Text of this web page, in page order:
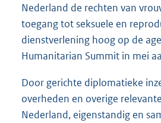
Nederland de rechten van
toegang tot seksuele en
dienstverlening hoog op de
Humanitarian Summit in mei
Door gerichte diplomatieke
overheden en overige
Nederland, eigenstandig en